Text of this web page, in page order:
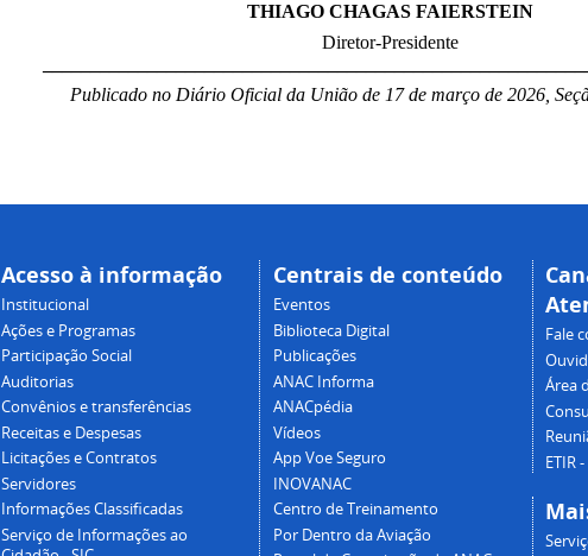
THIAGO CHAGAS FAIERSTEIN
Diretor-Presidente
Publicado no Diário Oficial da União de 17 de março de 2026,
Acesso à informação
Institucional
Ações e Programas
Participação Social
Auditorias
Convênios e transferências
Receitas e Despesas
Licitações e Contratos
Servidores
Informações Classificadas
Serviço de Informações ao
Centrais de conteúdo
Eventos
Biblioteca Digital
Publicações
ANAC Informa
ANACpédia
Vídeos
App Voe Seguro
INOVANAC
Centro de Treinamento
Por Dentro da Aviação
Fale
Área
ETIR